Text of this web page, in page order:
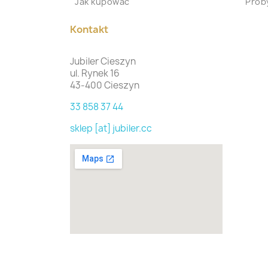
Kontakt
Jubiler Cieszyn
ul. Rynek 16
43-400 Cieszyn
33 858 37 44
sklep [at] jubiler.cc